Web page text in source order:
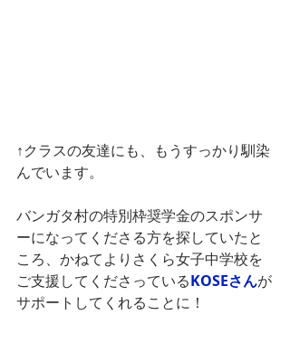
↑クラスの友達にも、もうすっかり馴染
んでいます。
バンガタ村の特別枠奨学金のスポンサ
ーになってくださる方を探していたと
ころ、かねてよりさくら女子中学校を
ご支援してくださっているKOSEさんが
サポートしてくれることに！